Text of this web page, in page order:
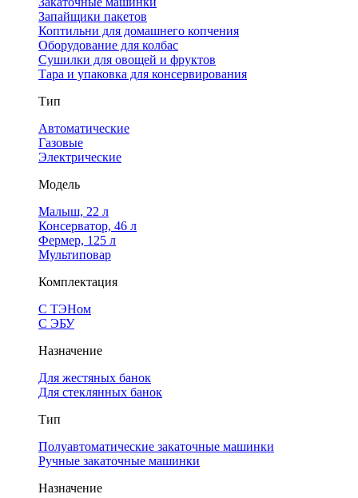
Запайщики пакетов
Коптильни для домашнего копчения
Оборудование для колбас
Сушилки для овощей и фруктов
Тара и упаковка для консервирования
Тип
Автоматические
Газовые
Электрические
Модель
Малыш, 22 л
Консерватор, 46 л
Фермер, 125 л
Мультиповар
Комплектация
С ТЭНом
С ЭБУ
Назначение
Для жестяных банок
Для стеклянных банок
Тип
Полуавтоматические закаточные машинки
Ручные закаточные машинки
Назначение